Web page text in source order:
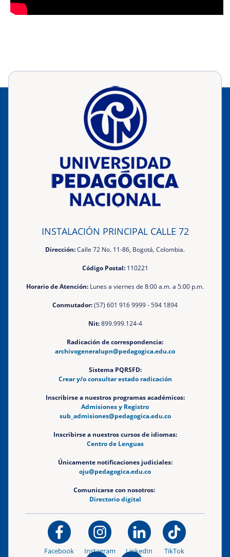
INSTALACIÓN PRINCIPAL CALLE 72
Dirección:Calle 72 No. 11-86, Bogotá, Colombia.
Código Postal:110221
Horario de Atención: Lunes a viernes de 8:00 a.m. a 5:00 p.m.
Conmutador:(57) 601 916 9999 - 594 1894
Nit:899.999.124-4
Radicación de correspondencia:
archivogeneralupn@pedagogica.edu.co
Sistema PQRSFD:
Crear y/o consultar estado radicación
Inscribirse a nuestros programas académicos:
Admisiones y Registro
sub_admisiones@pedagogica.edu.co
Inscribirse a nuestros cursos de idiomas:
Centro de Lenguas
Únicamente notificaciones judiciales:
oju@pedagogica.edu.co
Comunicarse con nosotros:
Directorio digital
Facebook Instagram LinkedIn TikTok